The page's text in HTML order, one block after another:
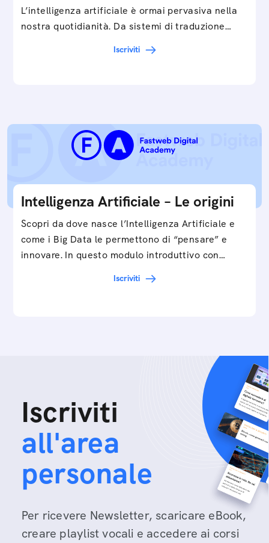
L’intelligenza artificiale è ormai pervasiva nella
nostra quotidianità. Da sistemi di traduzione
Iscriviti
Intelligenza Artificiale – Le origini
Scopri da dove nasce l’Intelligenza Artificiale e
come i Big Data le permettono di “pensare” e
innovare. In questo modulo introduttivo con
Iscriviti
Iscriviti
all'area
personale
Per ricevere Newsletter, scaricare eBook,
creare playlist vocali e accedere ai corsi